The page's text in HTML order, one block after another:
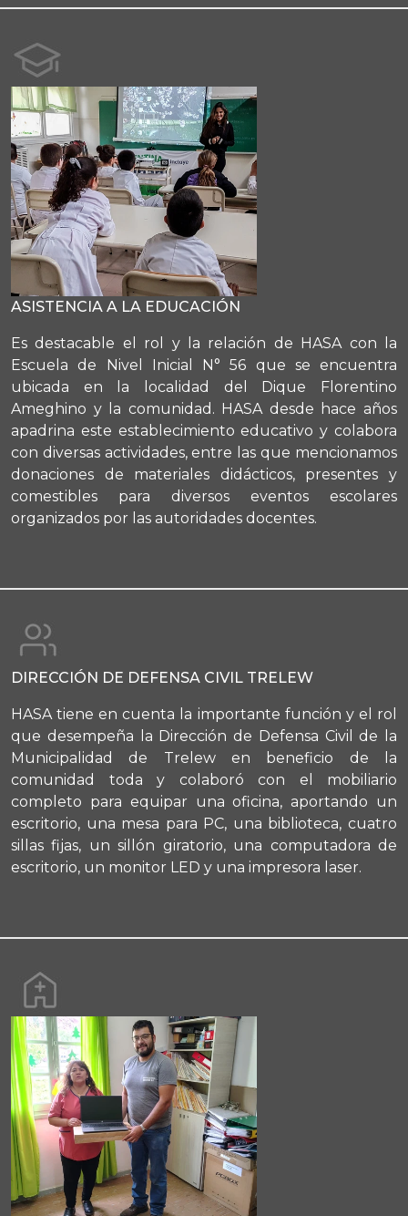
ASISTENCIA A LA EDUCACIÓN
Es destacable el rol y la relación de HASA con la
Escuela de Nivel Inicial N° 56 que se encuentra
ubicada en la localidad del Dique Florentino
Ameghino y la comunidad. HASA desde hace años
apadrina este establecimiento educativo y colabora
con diversas actividades, entre las que mencionamos
donaciones de materiales didácticos, presentes y
comestibles para diversos eventos escolares
organizados por las autoridades docentes.
DIRECCIÓN DE DEFENSA CIVIL TRELEW
HASA tiene en cuenta la importante función y el rol
que desempeña la Dirección de Defensa Civil de la
Municipalidad de Trelew en beneficio de la
comunidad toda y colaboró con el mobiliario
completo para equipar una oficina, aportando un
escritorio, una mesa para PC, una biblioteca, cuatro
sillas fijas, un sillón giratorio, una computadora de
escritorio, un monitor LED y una impresora laser.